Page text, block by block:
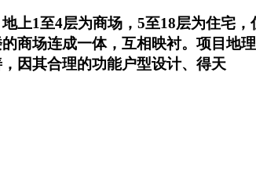
上1至4层为商场，5至18层为住宅
商场连成一体，互相映衬。项目地
因其合理的功能户型设计、得天